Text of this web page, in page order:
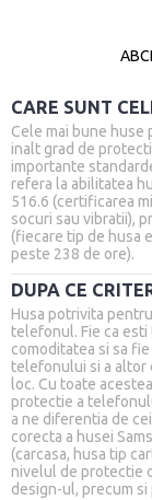
ABC
CARE SUNT
Cele mai bune huse
inalt grad de
importante
refera la abilitatea
516.6 (certificarea
socuri sau vibratii),
(fiecare tip de husa
peste 238 de ore).
DUPA CE
Husa potrivita
telefonul. Fie ca
comoditatea si sa
telefonului si a altor
loc. Cu toate
protectie a
a ne diferentia de
corecta a husei
(carcasa, husa tip
nivelul de protectie
design-ul, precum si